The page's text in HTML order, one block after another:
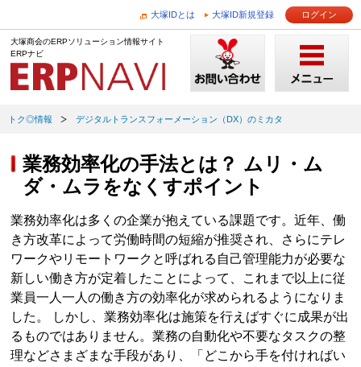
大塚IDとは 大塚ID新規登録 ログイン
大塚商会のERPソリューション情報サイト
ERPナビ
トク◎情報 デジタルトランスフォーメーション（DX）のミカタ
業務効率化の手法とは？ ムリ・ム
ダ・ムラをなくすポイント
業務効率化は多くの企業が抱えている課題です。近年、働
き方改革によって労働時間の短縮が推奨され、さらにテレ
ワークやリモートワークと呼ばれる自己管理能力が必要な
新しい働き方が定着したことによって、これまで以上に従
業員一人一人の働き方の効率化が求められるようになりま
した。 しかし、業務効率化は施策を行えばすぐに成果が出
るものではありません。業務の自動化や不要なタスクの整
理などさまざまな手段があり、「どこから手を付ければい